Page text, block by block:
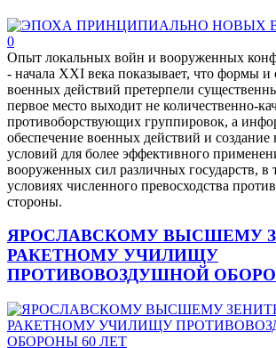
0
Опыт локальных войн и вооруженных
- начала XXI века показывает, что формы и
военных действий претерпели
первое место выходит не количественно-
противоборствующих группировок, а
обеспечение военных действий и
условий для более эффективного
вооруженных сил различных государств, в
условиях численного превосходства
стороны.
ЯРОСЛАВСКОМУ ВЫСШЕМУ
РАКЕТНОМУ УЧИЛИЩУ
ПРОТИВОВОЗДУШНОЙ